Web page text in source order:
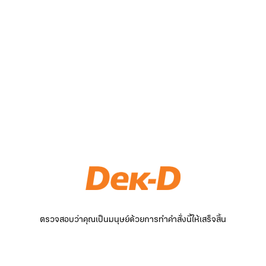
ตรวจสอบว่าคุณเป็นมนุษย์ด้วยการทำคำสั่งนี้ให้เสร็จสิ้น